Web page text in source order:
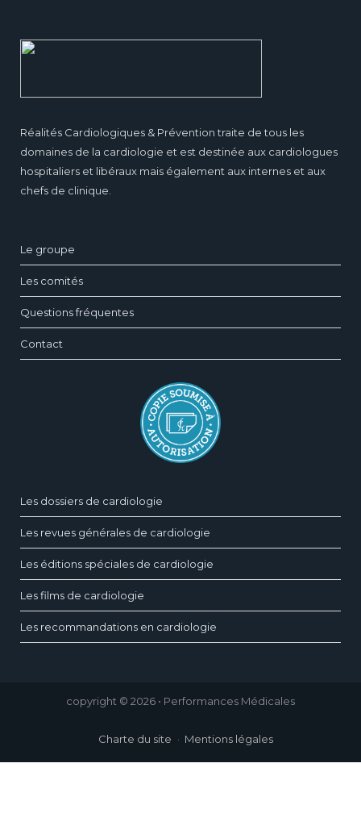
Réalités Cardiologiques & Prévention traite de tous les
domaines de la cardiologie et est destinée aux cardiologues
hospitaliers et libéraux mais également aux internes et aux
chefs de clinique.
Le groupe
Les comités
Questions fréquentes
Contact
Les dossiers de cardiologie
Les revues générales de cardiologie
Les éditions spéciales de cardiologie
Les films de cardiologie
Les recommandations en cardiologie
copyright © 2026 • Performances Médicales
Charte du site Mentions légales